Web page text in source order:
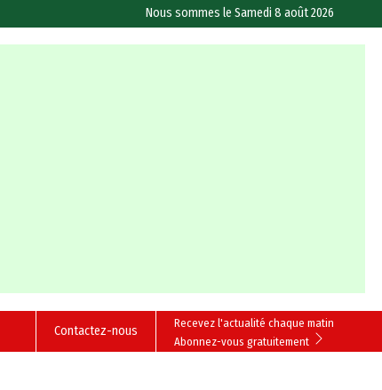
Nous sommes leSamedi 8 août 2026
Recevez l'actualité chaque matin
Abonnez-vous gratuitement
Contactez-nous